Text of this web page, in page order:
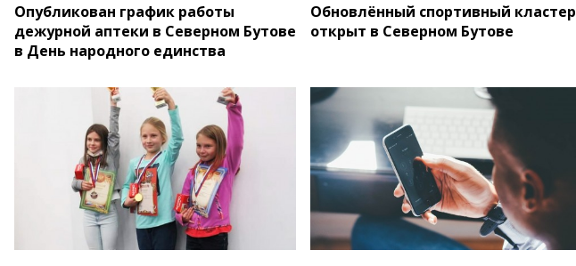
Опубликован график работы
дежурной аптеки в Северном Бутове
в День народного единства
Обновлённый спортивный кластер
открыт в Северном Бутове